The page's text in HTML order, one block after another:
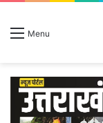
Menu